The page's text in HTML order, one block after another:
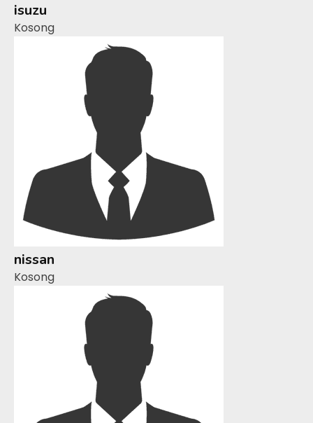
isuzu
Kosong
nissan
Kosong